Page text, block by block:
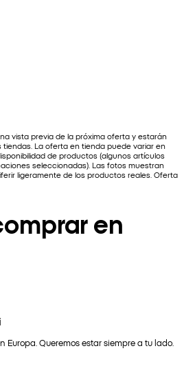
vista previa de la próxima oferta y estarán
La oferta en tienda puede variar en
de productos (algunos artículos
seleccionadas). Las fotos muestran
ligeramente de los productos reales. Oferta
en
Europa. Queremos estar siempre a tu lado.